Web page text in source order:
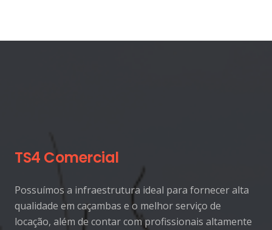
TS4 Comercial
Possuímos a infraestrutura ideal para fornecer alta
qualidade em caçambas e o melhor serviço de
locação, além de contar com profissionais altamente